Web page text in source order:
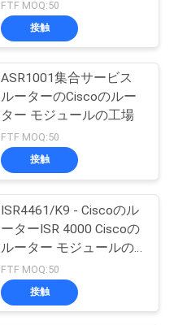
FTF MOQ:50
接触
ASR1001集合サービス
ルーターのCiscoのルー
ター モジュールの工場
FTF MOQ:50
接触
ISR4461/K9 - Ciscoのル
ーターISR 4000 Ciscoの
ルーター モジュールの
工場
FTF MOQ:50
接触